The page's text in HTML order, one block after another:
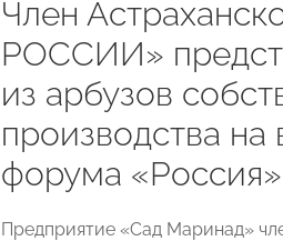
Член
РОССИИ»
из арбузов
производства на
форума «Россия»
Предприятие «Сад Маринад»